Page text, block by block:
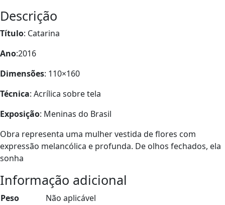
Descrição
Título: Catarina
Ano:2016
Dimensões: 110×160
Técnica: Acrílica sobre tela
Exposição: Meninas do Brasil
Obra representa uma mulher vestida de flores com
expressão melancólica e profunda. De olhos fechados, ela
sonha
Informação adicional
Peso
Não aplicável